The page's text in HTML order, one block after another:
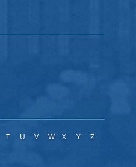
T U V W X Y Z